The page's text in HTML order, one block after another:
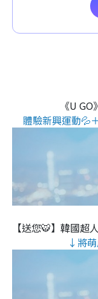
《U
體驗新興運動💦
【送您🐯】韓國超
↓將